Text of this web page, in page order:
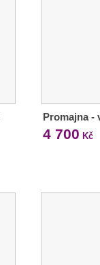
Promajna -
4 700 Kč